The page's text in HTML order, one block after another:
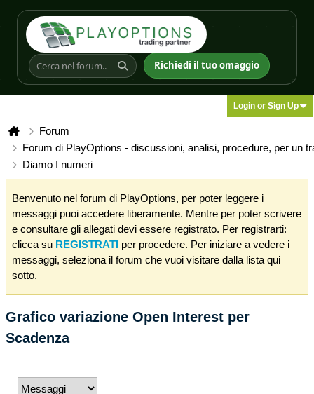
Richiedi il tuo omaggio
Login or Sign Up
Forum
Forum di PlayOptions - discussioni, analisi, procedure, per un
Diamo I numeri
Benvenuto nel forum di PlayOptions, per poter leggere i
messaggi puoi accedere liberamente. Mentre per poter scrivere
e consultare gli allegati devi essere registrato. Per registrarti:
clicca su REGISTRATI per procedere. Per iniziare a vedere i
messaggi, seleziona il forum che vuoi visitare dalla lista qui
sotto.
Grafico variazione Open Interest per
Scadenza